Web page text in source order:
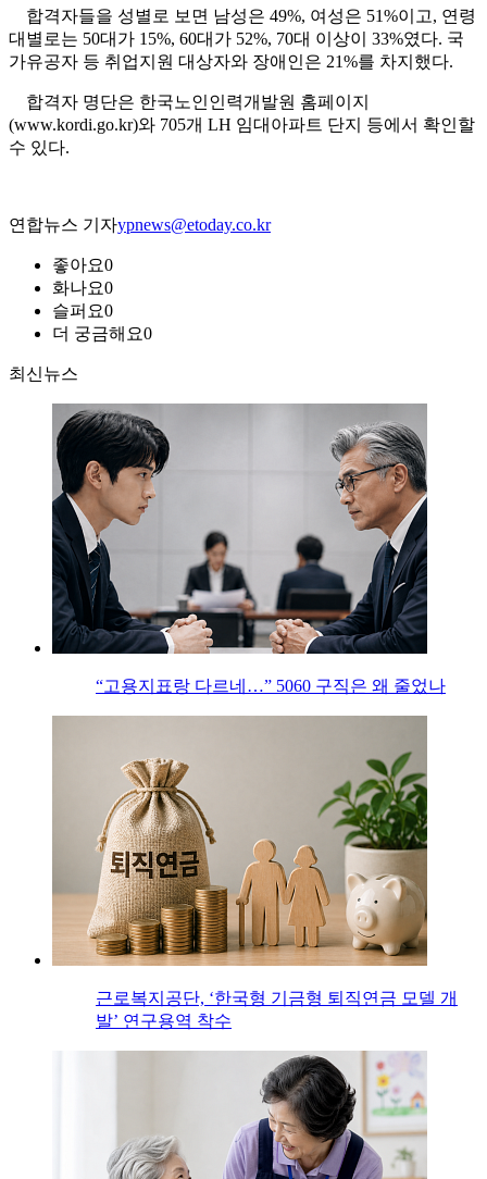
합격자들을 성별로 보면 남성은 49%, 여성은 51%이고, 연령
대별로는 50대가 15%, 60대가 52%, 70대 이상이 33%였다. 국
가유공자 등 취업지원 대상자와 장애인은 21%를 차지했다.
합격자 명단은 한국노인인력개발원 홈페이지
(www.kordi.go.kr)와 705개 LH 임대아파트 단지 등에서 확인할
수 있다.
연합뉴스 기자ypnews@etoday.co.kr
좋아요0
화나요0
슬퍼요0
더 궁금해요0
최신뉴스
“고용지표랑 다르네…” 5060 구직은 왜 줄었나
근로복지공단, ‘한국형 기금형 퇴직연금 모델 개
발’ 연구용역 착수